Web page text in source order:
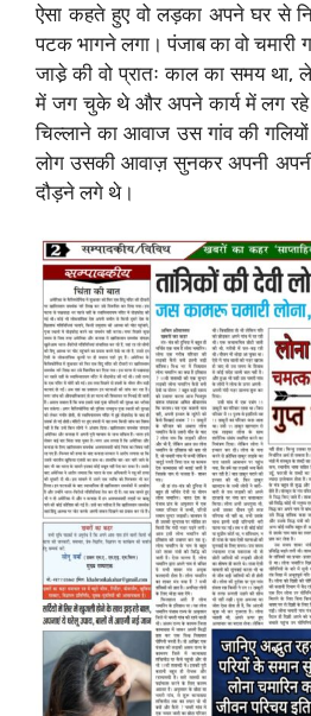
ऐसा कहते हुए वो लड़का अपने घर से
पटक भागने लगा। पंजाब का वो चमारी
जाडे़ की वो प्रातः काल का समय
में जग चुके थे और अपने कार्य में लग
चिल्लाने का आवाज उस गांव की
लोग उसकी आवाज़ सुनकर अपनी
दौड़ने लगे थे।